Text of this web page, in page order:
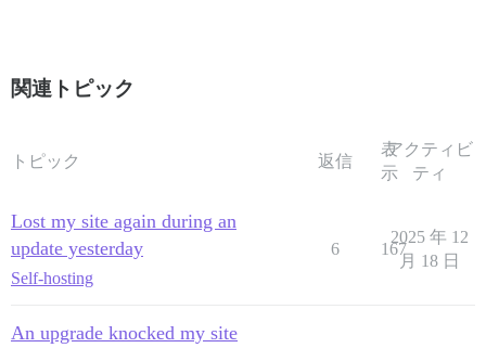
関連トピック
トピック 返信
表
示
アクティビ
ティ
Lost my site again during an
update yesterday
Self-hosting
6 167
2025 年 12
月 18 日
An upgrade knocked my site